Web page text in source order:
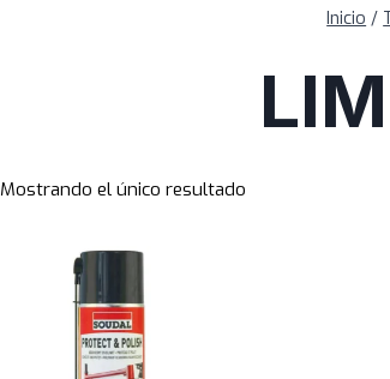
Inicio /
Mostrando el único resultado